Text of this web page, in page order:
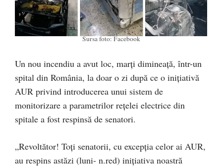
Sursa foto: Facebook
Un nou incendiu a avut loc, marți dimineață, într-un
spital din România, la doar o zi după ce o inițiativă
AUR privind introducerea unui sistem de
monitorizare a parametrilor rețelei electrice din
spitale a fost respinsă de senatori.
„Revoltător! Toți senatorii, cu excepția celor ai AUR,
au respins astăzi (luni- n.red) inițiativa noastră